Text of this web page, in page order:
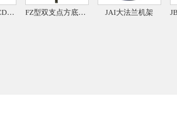
DXJ型机架（CD130B-86） FZ型双支点方底板机架 JAI大法兰机架